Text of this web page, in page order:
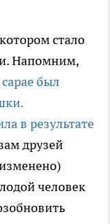
стало
Напомним,
был
в результате
друзей
человек